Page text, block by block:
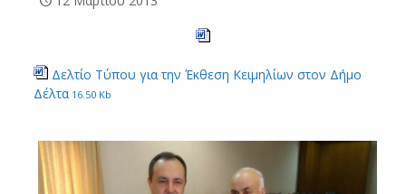
Δελτίο Τύπου για την Έκθεση Κειμηλίων στον Δήμο
Δέλτα16.50 Kb